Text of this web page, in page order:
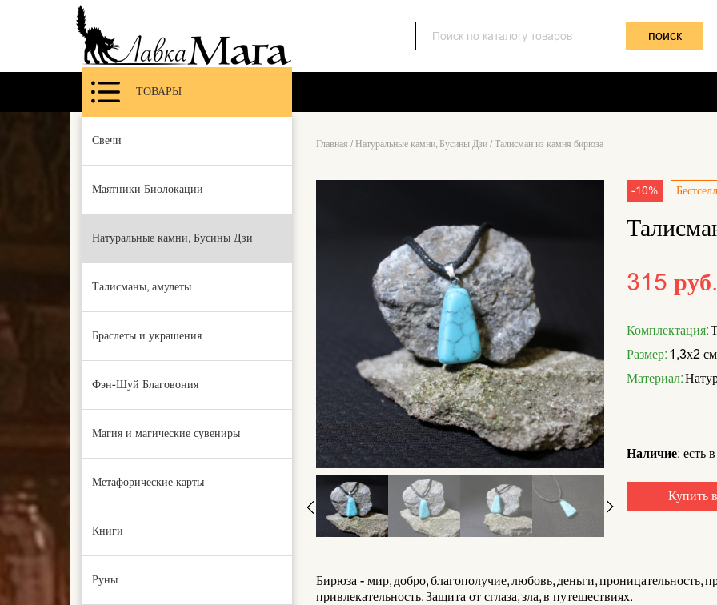
поиск
ТОВАРЫ
Свечи
Маятники Биолокации
Натуральные камни, Бусины Дзи
Талисманы, амулеты
Браслеты и украшения
Фэн-Шуй Благовония
Магия и магические сувениры
Метафорические карты
Книги
Руны
Главная / Натуральные камни, Бусины Дзи / Талисман из камня бирюза
-10%
315 руб.
Комплектация:
Размер:1,3х2 см
Материал:
Наличие: есть
Купить
Бирюза - мир, добро, благополучие, любовь, деньги, проницательность,
привлекательность. Защита от сглаза, зла, в путешествиях.